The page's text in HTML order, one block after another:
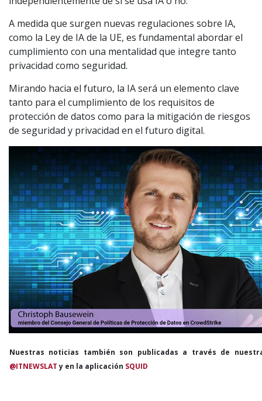
A medida que surgen nuevas regulaciones sobre IA,
como la Ley de IA de la UE, es fundamental abordar el
cumplimiento con una mentalidad que integre tanto
privacidad como seguridad.
Mirando hacia el futuro, la IA será un elemento clave
tanto para el cumplimiento de los requisitos de
protección de datos como para la mitigación de riesgos
de seguridad y privacidad en el futuro digital.
Nuestras noticias también son publicadas a través de
@ITNEWSLATy en la aplicación SQUID